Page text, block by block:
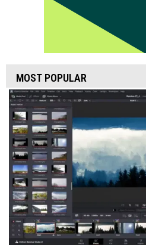
MOST POPULAR